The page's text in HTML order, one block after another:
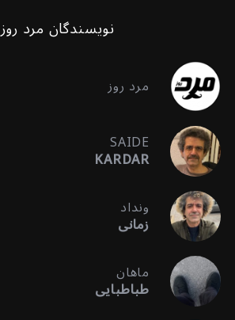
نویسندگان مرد روز
مرد روز
SAIDE
KARDAR
ونداد
زمانی
ماهان
طباطبایی